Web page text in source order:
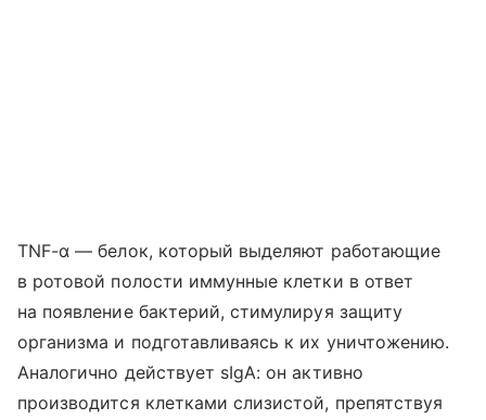
TNF-α — белок, который выделяют работающие
в ротовой полости иммунные клетки в ответ
на появление бактерий, стимулируя защиту
организма и подготавливаясь к их уничтожению.
Аналогично действует sIgA: он активно
производится клетками слизистой, препятствуя